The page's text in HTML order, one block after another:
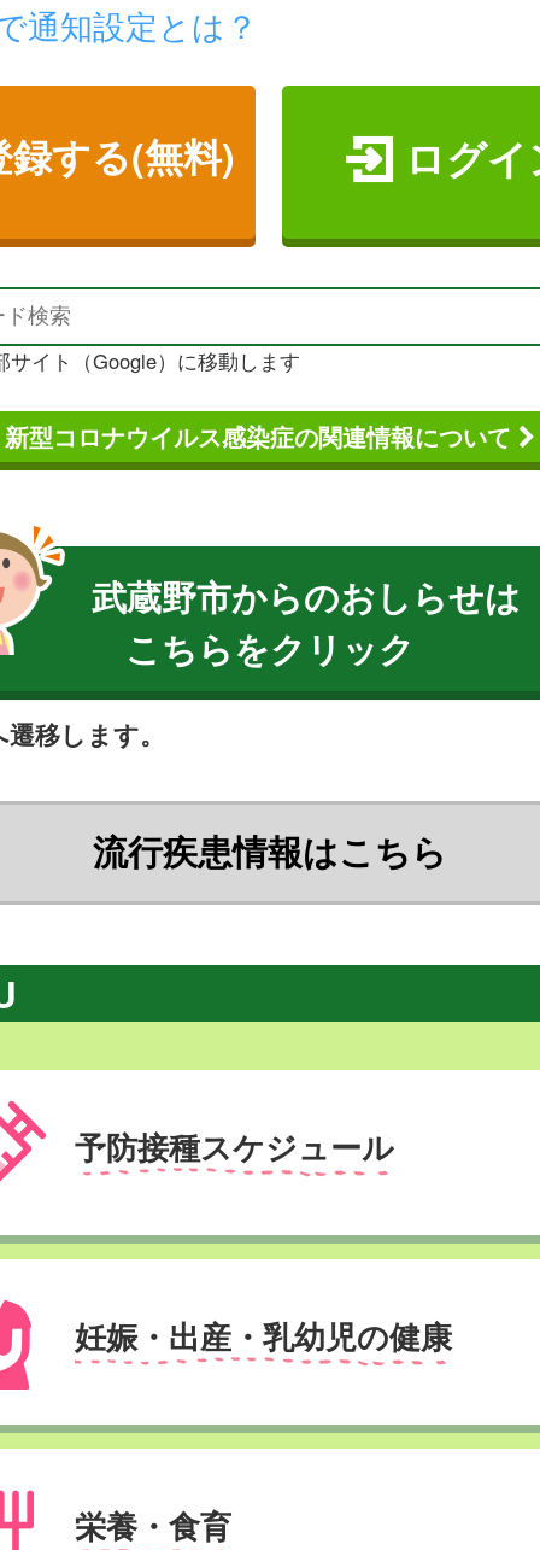
通知設定とは？
録する(無料) ログ
サイト（Google）に移動します
新型コロナウイルス感染症の関連情報について
武蔵野市からのおしらせは
こちらをクリック
移します。
流行疾患情報はこちら
予防接種スケジュール
妊娠・出産・乳幼児の健康
栄養・食育